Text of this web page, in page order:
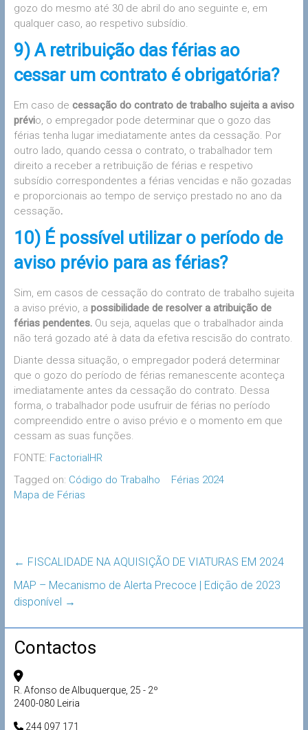
gozo do mesmo até 30 de abril do ano seguinte e, em
qualquer caso, ao respetivo subsídio.
9) A retribuição das férias ao
cessar um contrato é obrigatória?
Em caso de cessação do contrato de trabalho sujeita a aviso
prévio, o empregador pode determinar que o gozo das
férias tenha lugar imediatamente antes da cessação. Por
outro lado, quando cessa o contrato, o trabalhador tem
direito a receber a retribuição de férias e respetivo
subsídio correspondentes a férias vencidas e não gozadas
e proporcionais ao tempo de serviço prestado no ano da
cessação.
10) É possível utilizar o período de
aviso prévio para as férias?
Sim, em casos de cessação do contrato de trabalho sujeita
a aviso prévio, a possibilidade de resolver a atribuição de
férias pendentes.Ou seja, aquelas que o trabalhador ainda
não terá gozado até à data da efetiva rescisão do contrato.
Diante dessa situação, o empregador poderá determinar
que o gozo do período de férias remanescente aconteça
imediatamente antes da cessação do contrato. Dessa
forma, o trabalhador pode usufruir de férias no período
compreendido entre o aviso prévio e o momento em que
cessam as suas funções.
FONTE: FactorialHR
Tagged on: Código do Trabalho
Férias 2024
Mapa de Férias
← FISCALIDADE NA AQUISIÇÃO DE VIATURAS EM 2024
MAP – Mecanismo de Alerta Precoce | Edição de 2023
disponível →
Contactos
R. Afonso de Albuquerque, 25 - 2º
2400-080 Leiria
244 097 171